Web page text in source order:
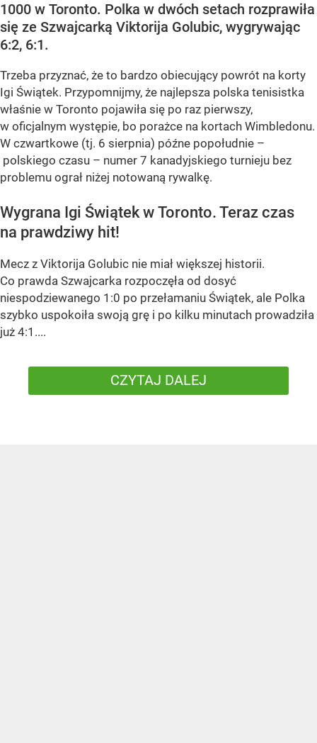
1000 w Toronto. Polka w dwóch setach rozprawiła
się ze Szwajcarką Viktorija Golubic, wygrywając
6:2, 6:1.
Trzeba przyznać, że to bardzo obiecujący powrót na korty
Igi Świątek. Przypomnijmy, że najlepsza polska tenisistka
właśnie w Toronto pojawiła się po raz pierwszy,
w oficjalnym występie, bo porażce na kortach Wimbledonu.
W czwartkowe (tj. 6 sierpnia) późne popołudnie –
polskiego czasu – numer 7 kanadyjskiego turnieju bez
problemu ograł niżej notowaną rywalkę.
Wygrana Igi Świątek w Toronto. Teraz czas
na prawdziwy hit!
Mecz z Viktorija Golubic nie miał większej historii.
Co prawda Szwajcarka rozpoczęła od dosyć
niespodziewanego 1:0 po przełamaniu Świątek, ale Polka
szybko uspokoiła swoją grę i po kilku minutach prowadziła
już 4:1....
CZYTAJ DALEJ